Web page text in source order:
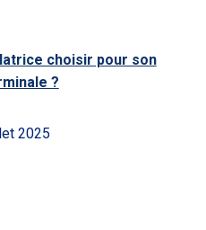
choisir pour son
?
2025